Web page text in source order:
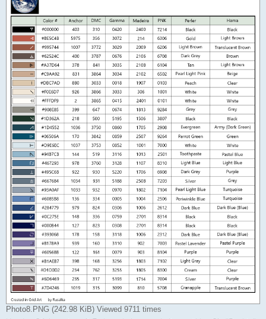
Photo8.PNG (242.98 KiB) Viewed 9711 times